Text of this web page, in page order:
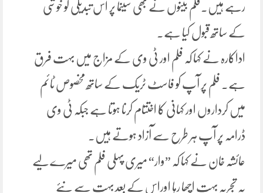
رہے ہیں۔فلم بینوں نے بھی سینما پر اس تبدیلی کو خوشی
کے ساتھ قبول کیا ہے۔
اداکارہ نے کہا کہ فلم اور ٹی وی کے مزاج میں بہت فرق
ہے۔ فلم پر آپ کو فاسٹ ٹریک کے ساتھ مخصوص ٹائم
میں کرداروں اور کہانی کا اختتام کرنا ہوتا ہے جبکہ ٹی وی
ڈرامہ پر آپ ہر طرح سے آزاد ہوتے ہیں۔
عائشہ خان نے کہا کہ ”وار“ میری پہلی فلم تھی میرے لیے
یہ تجربہ بہت اچھا رہا اوراس کے بعد بہت سے نئے